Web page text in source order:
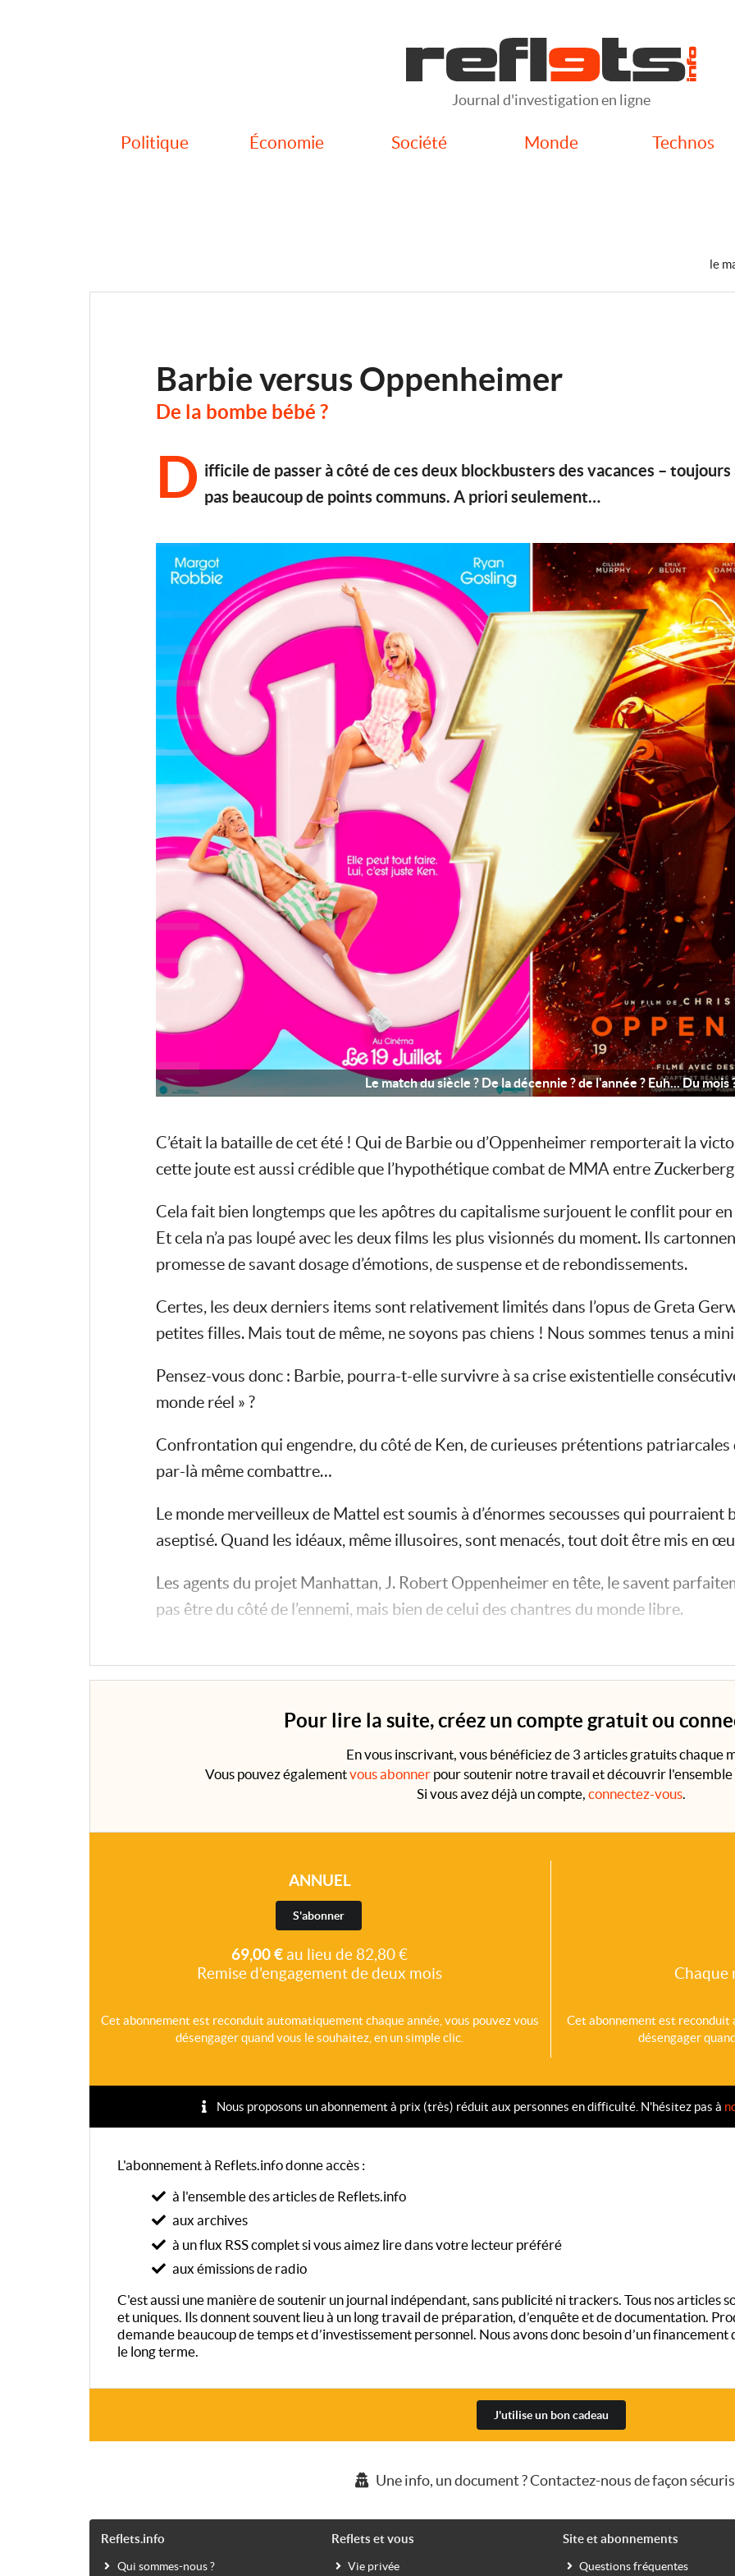
Journal d'investigation en ligne
Politique Économie Société Monde Technos
le
Barbie versus Oppenheimer
De la bombe bébé ?
D ifficile de passer à côté de ces deux blockbusters des vacances – toujours
pas beaucoup de points communs. A priori seulement…
Le match du siècle ? De la décennie ? de l'année ? Euh... Du mois
C’était la bataille de cet été ! Qui de Barbie ou d’Oppenheimer remporterait la
cette joute est aussi crédible que l’hypothétique combat de MMA entre
Cela fait bien longtemps que les apôtres du capitalisme surjouent le conflit pour
Et cela n’a pas loupé avec les deux films les plus visionnés du moment. Ils
promesse de savant dosage d’émotions, de suspense et de rebondissements.
Certes, les deux derniers items sont relativement limités dans l’opus de Greta
petites filles. Mais tout de même, ne soyons pas chiens ! Nous sommes tenus a
Pensez-vous donc : Barbie, pourra-t-elle survivre à sa crise existentielle
monde réel » ?
Confrontation qui engendre, du côté de Ken, de curieuses prétentions
par-là même combattre…
Le monde merveilleux de Mattel est soumis à d’énormes secousses qui
aseptisé. Quand les idéaux, même illusoires, sont menacés, tout doit être mis en
Les agents du projet Manhattan, J. Robert Oppenheimer en tête, le savent
pas être du côté de l’ennemi, mais bien de celui des chantres du monde libre.
Pour lire la suite, créez un compte gratuit ou
En vous inscrivant, vous bénéficiez de 3 articles gratuits chaque
Vous pouvez égalementvous abonnerpour soutenir notre travail et découvrir l'ensemble
Si vous avez déjà un compte, connectez-vous.
ANNUEL
S'abonner
69,00 € au lieu de 82,80 €
Remise d'engagement de deux mois
Cet abonnement est reconduit automatiquement chaque année, vous pouvez vous
désengager quand vous le souhaitez, en un simple clic.
Chaque
Cet abonnement est reconduit
désengager
Nous proposons un abonnement à prix (très) réduit aux personnes en difficulté. N'hésitez pas à
L'abonnement à Reflets.info donne accès :
à l'ensemble des articles de Reflets.info
aux archives
à un flux RSS complet si vous aimez lire dans votre lecteur préféré
aux émissions de radio
C'est aussi une manière de soutenir un journal indépendant, sans publicité ni trackers. Tous nos articles
et uniques. Ils donnent souvent lieu à un long travail de préparation, d’enquête et de documentation.
demande beaucoup de temps et d’investissement personnel. Nous avons donc besoin d’un
le long terme.
J'utilise un bon cadeau
Une info, un document ? Contactez-nous de façon
Reflets.info
Qui sommes-nous ?
Reflets et vous
Vie privée
Site et abonnements
Questions fréquentes